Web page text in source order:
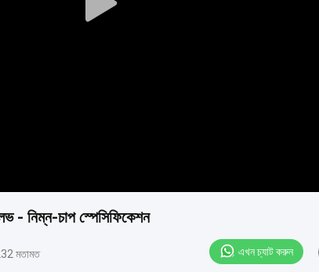
Play
- নিম্ন-চাপ স্পেসিফিকেশন
মতামত এখন চ্যাট করুন